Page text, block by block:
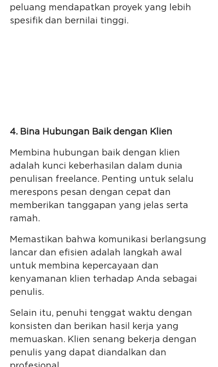
peluang mendapatkan proyek yang lebih
spesifik dan bernilai tinggi.
4. Bina Hubungan Baik dengan Klien
Membina hubungan baik dengan klien
adalah kunci keberhasilan dalam dunia
penulisan freelance. Penting untuk selalu
merespons pesan dengan cepat dan
memberikan tanggapan yang jelas serta
ramah.
Memastikan bahwa komunikasi berlangsung
lancar dan efisien adalah langkah awal
untuk membina kepercayaan dan
kenyamanan klien terhadap Anda sebagai
penulis.
Selain itu, penuhi tenggat waktu dengan
konsisten dan berikan hasil kerja yang
memuaskan. Klien senang bekerja dengan
penulis yang dapat diandalkan dan